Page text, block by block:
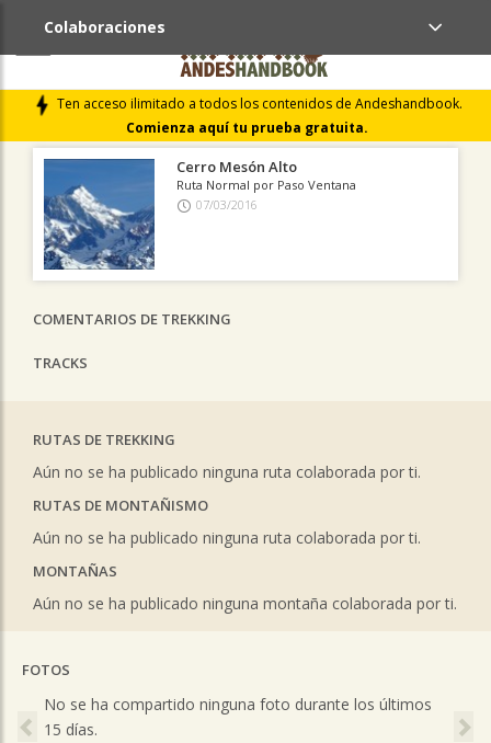
Ten acceso ilimitado a todos los contenidos de Andeshandbook.
Comienza aquí tu prueba gratuita.
Colaboraciones
ÚLTIMAS COLABORACIONES PUBLICADAS
LIBROS DE CUMBRES
Cerro Mesón Alto
Ruta Normal por Paso Ventana
07/03/2016
COMENTARIOS DE TREKKING
TRACKS
RUTAS DE TREKKING
Aún no se ha publicado ninguna ruta colaborada por ti.
RUTAS DE MONTAÑISMO
Aún no se ha publicado ninguna ruta colaborada por ti.
MONTAÑAS
Aún no se ha publicado ninguna montaña colaborada por ti.
FOTOS
No se ha compartido ninguna foto durante los últimos
15 días.
Previous